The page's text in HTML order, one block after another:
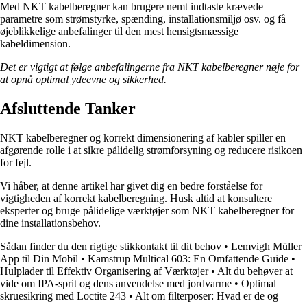
Med NKT kabelberegner kan brugere nemt indtaste krævede
parametre som strømstyrke, spænding, installationsmiljø osv. og få
øjeblikkelige anbefalinger til den mest hensigtsmæssige
kabeldimension.
Det er vigtigt at følge anbefalingerne fra NKT kabelberegner nøje for
at opnå optimal ydeevne og sikkerhed.
Afsluttende Tanker
NKT kabelberegner og korrekt dimensionering af kabler spiller en
afgørende rolle i at sikre pålidelig strømforsyning og reducere risikoen
for fejl.
Vi håber, at denne artikel har givet dig en bedre forståelse for
vigtigheden af korrekt kabelberegning. Husk altid at konsultere
eksperter og bruge pålidelige værktøjer som NKT kabelberegner for
dine installationsbehov.
Sådan finder du den rigtige stikkontakt til dit behov • Lemvigh Müller
App til Din Mobil • Kamstrup Multical 603: En Omfattende Guide •
Hulplader til Effektiv Organisering af Værktøjer• Alt du behøver at
vide om IPA-sprit og dens anvendelse med jordvarme • Optimal
skruesikring med Loctite 243 • Alt om filterposer: Hvad er de og